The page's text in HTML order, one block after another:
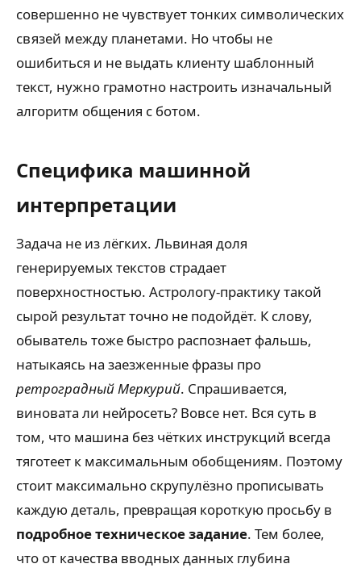
совершенно не чувствует тонких символических
связей между планетами. Но чтобы не
ошибиться и не выдать клиенту шаблонный
текст, нужно грамотно настроить изначальный
алгоритм общения с ботом.
Специфика машинной
интерпретации
Задача не из лёгких. Львиная доля
генерируемых текстов страдает
поверхностностью. Астрологу-практику такой
сырой результат точно не подойдёт. К слову,
обыватель тоже быстро распознает фальшь,
натыкаясь на заезженные фразы про
ретроградный Меркурий. Спрашивается,
виновата ли нейросеть? Вовсе нет. Вся суть в
том, что машина без чётких инструкций всегда
тяготеет к максимальным обобщениям. Поэтому
стоит максимально скрупулёзно прописывать
каждую деталь, превращая короткую просьбу в
подробное техническое задание. Тем более,
что от качества вводных данных глубина